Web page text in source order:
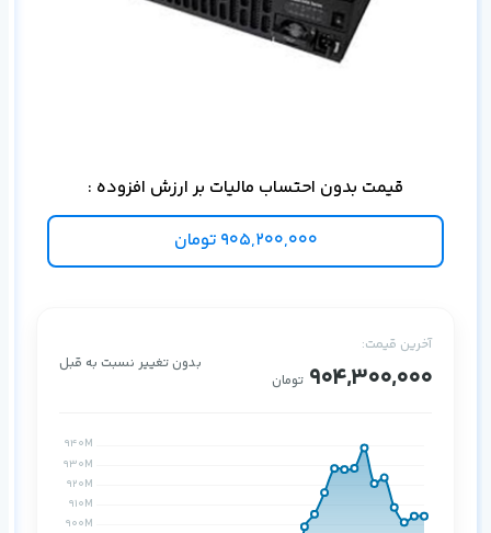
قیمت بدون احتساب مالیات بر ارزش افزوده :
905,200,000 تومان
آخرین قیمت:
904,300,000 تومان
بدون تغییر نسبت به قبل